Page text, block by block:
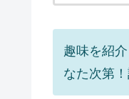
趣味を紹
なた次第